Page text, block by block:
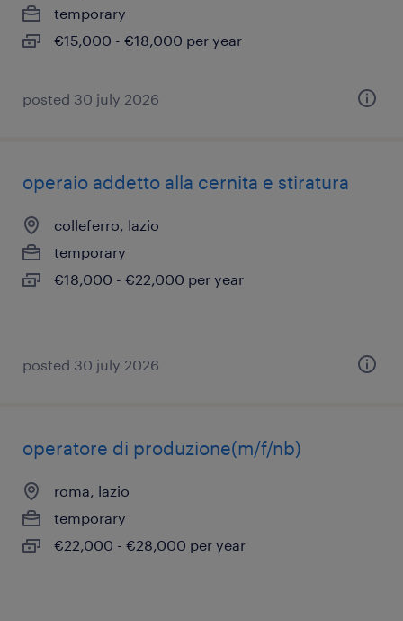
temporary
€15,000 - €18,000 per year
posted 30 july 2026
operaio addetto alla cernita e stiratura
colleferro, lazio
temporary
€18,000 - €22,000 per year
posted 30 july 2026
operatore di produzione(m/f/nb)
roma, lazio
temporary
€22,000 - €28,000 per year